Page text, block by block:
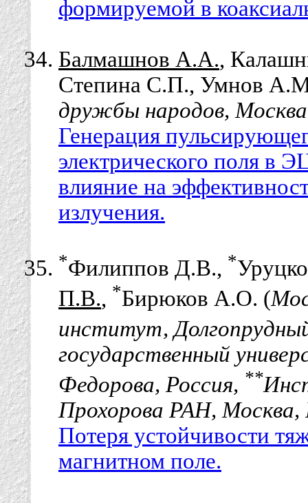
формируемой в
Балмашнов А.А.,
Степина С.П., Умнов
дружбы народов,
Генерация
электрического поля в
влияние на
излучения.
*Филиппов Д.В., *
П.В., *Бирюков А.О. (
институт,
государственный
Федорова, Россия, **
Прохорова РАН, Москва,
Потеря устойчивости
магнитном поле.